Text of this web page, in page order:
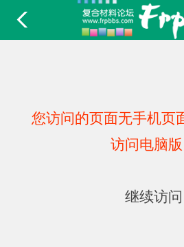
您访问的页面无手机页
访问电脑版
继续访问